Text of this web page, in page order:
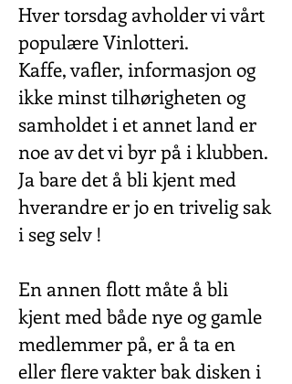
Hver torsdag avholder vi vårt
populære Vinlotteri.
Kaffe, vafler, informasjon og
ikke minst tilhørigheten og
samholdet i et annet land er
noe av det vi byr på i klubben.
Ja bare det å bli kjent med
hverandre er jo en trivelig sak
i seg selv !
En annen flott måte å bli
kjent med både nye og gamle
medlemmer på, er å ta en
eller flere vakter bak disken i